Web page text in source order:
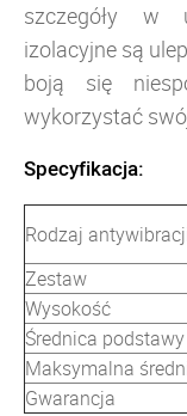
szczegóły w
izolacyjne są
boją się
wykorzystać
Specyfikacja:
Rodzaj
Zestaw
Wysokość
Średnica podstawy
Maksymalna
Gwarancja